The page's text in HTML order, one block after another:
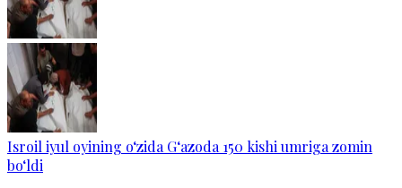
Isroil iyul oyining o‘zida G‘azoda 150 kishi umriga zomin
bo‘ldi